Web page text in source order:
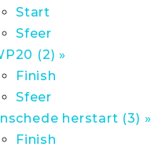
Start
Sfeer
(2) »
Finish
Sfeer
herstart (3) »
Finish